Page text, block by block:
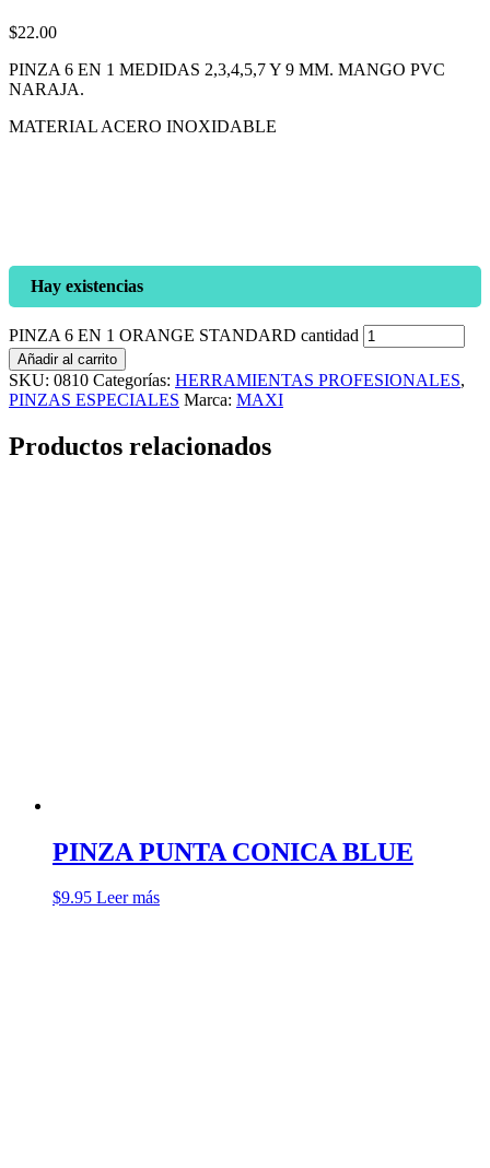
$22.00
PINZA 6 EN 1 MEDIDAS 2,3,4,5,7 Y 9 MM. MANGO PVC
NARAJA.
MATERIAL ACERO INOXIDABLE
Hay existencias
PINZA 6 EN 1 ORANGE STANDARD cantidad
Añadir al carrito
SKU: 0810 Categorías: HERRAMIENTAS PROFESIONALES,
PINZAS ESPECIALES Marca: MAXI
Productos relacionados
PINZA PUNTA CONICA BLUE
$9.95 Leer más